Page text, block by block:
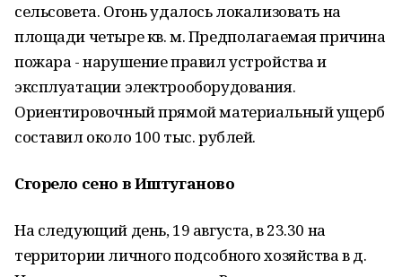
сельсовета. Огонь удалось локализовать на
площади четыре кв. м. Предполагаемая причина
пожара - нарушение правил устройства и
эксплуатации электрооборудования.
Ориентировочный прямой материальный ущерб
составил около 100 тыс. рублей.
Сгорело сено в Иштуганово
На следующий день, 19 августа, в 23.30 на
территории личного подсобного хозяйства в д.